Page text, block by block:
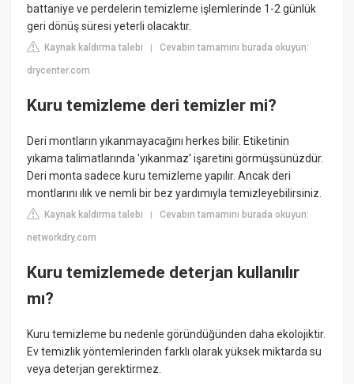
battaniye ve perdelerin temizleme işlemlerinde 1-2 günlük
geri dönüş süresi yeterli olacaktır.
Kaynak kaldırma talebi |Cevabın tamamını burada okuyun:
drycenter.com
Kuru temizleme deri temizler mi?
Deri montların yıkanmayacağını herkes bilir. Etiketinin
yıkama talimatlarında 'yıkanmaz' işaretini görmüşsünüzdür.
Deri monta sadece kuru temizleme yapılır. Ancak deri
montlarını ılık ve nemli bir bez yardımıyla temizleyebilirsiniz.
Kaynak kaldırma talebi |Cevabın tamamını burada okuyun:
networkdry.com
Kuru temizlemede deterjan kullanılır
mı?
Kuru temizleme bu nedenle göründüğünden daha ekolojiktir.
Ev temizlik yöntemlerinden farklı olarak yüksek miktarda su
veya deterjan gerektirmez.